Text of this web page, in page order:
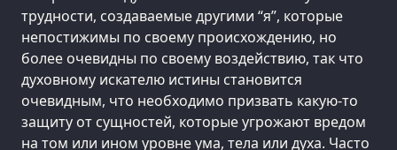
трудности, создаваемые другими “я”, которые
непостижимы по своему происхождению, но
более очевидны по своему воздействию, так что
духовному искателю истины становится
очевидным, что необходимо призвать какую-то
защиту от сущностей, которые угрожают вредом
на том или ином уровне ума, тела или духа. Часто